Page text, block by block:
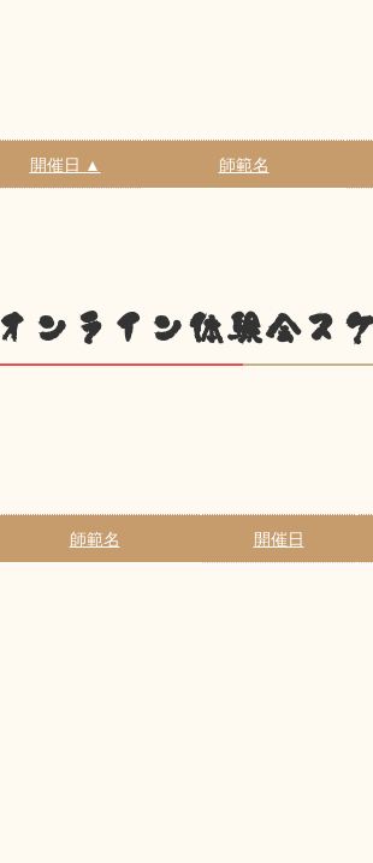
開催日 ▲ 師範名
オンライン体験会ス
師範名 開催日